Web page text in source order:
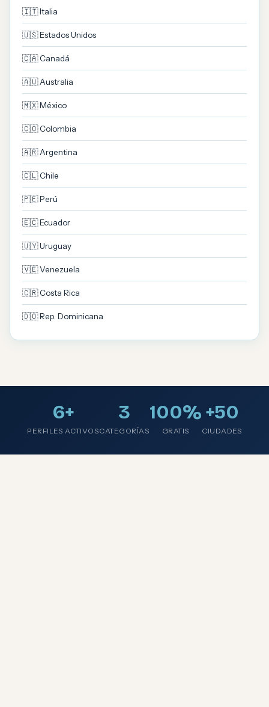
🇮🇹 Italia
🇺🇸 Estados Unidos
🇨🇦 Canadá
🇦🇺 Australia
🇲🇽 México
🇨🇴 Colombia
🇦🇷 Argentina
🇨🇱 Chile
🇵🇪 Perú
🇪🇨 Ecuador
🇺🇾 Uruguay
🇻🇪 Venezuela
🇨🇷 Costa Rica
🇩🇴 Rep. Dominicana
6+
PERFILES ACTIVOS
3
CATEGORÍAS
100%
GRATIS
+50
CIUDADES